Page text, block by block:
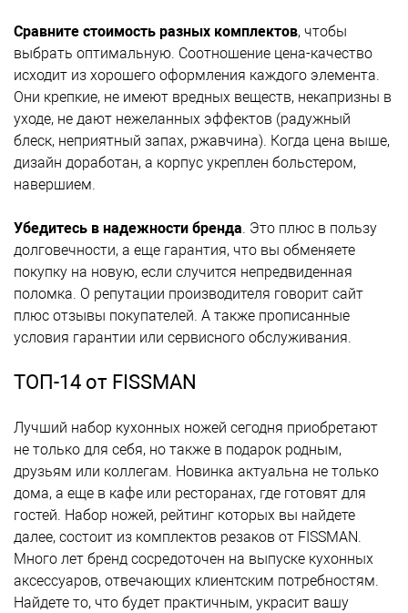
Сравните стоимость разных комплектов, чтобы
выбрать оптимальную. Соотношение цена-качество
исходит из хорошего оформления каждого элемента.
Они крепкие, не имеют вредных веществ, некапризны в
уходе, не дают нежеланных эффектов (радужный
блеск, неприятный запах, ржавчина). Когда цена выше,
дизайн доработан, а корпус укреплен больстером,
навершием.
Убедитесь в надежности бренда . Это плюс в пользу
долговечности, а еще гарантия, что вы обменяете
покупку на новую, если случится непредвиденная
поломка. О репутации производителя говорит сайт
плюс отзывы покупателей. А также прописанные
условия гарантии или сервисного обслуживания.
ТОП-14 от FISSMAN
Лучший набор кухонных ножей сегодня приобретают
не только для себя, но также в подарок родным,
друзьям или коллегам. Новинка актуальна не только
дома, а еще в кафе или ресторанах, где готовят для
гостей. Набор ножей, рейтинг которых вы найдете
далее, состоит из комплектов резаков от FISSMAN.
Много лет бренд сосредоточен на выпуске кухонных
аксессуаров, отвечающих клиентским потребностям.
Найдете то, что будет практичным, украсит вашу